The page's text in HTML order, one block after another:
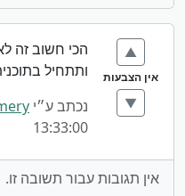
▲
אין הצבעות
▼
הכי חשוב זה
ותתחיל
נכתב ע״י
13:33:00
אין תגובות עבור תשובה זו.